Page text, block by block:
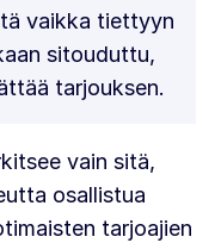
vaikka tiettyyn
sitouduttu,
tarjouksen.
vain sitä,
osallistua
tarjoajien